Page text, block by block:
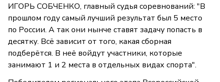
ИГОРЬ СОБЧЕНКО, главный судья соревнований: "В
прошлом году самый лучший результат был 5 место
по России. А так они нынче ставят задачу попасть в
десятку. Всё зависит от того, какая сборная
подберётся. В неё войдут участники, которые
занимают 1 и 2 места в отдельных видах спорта".